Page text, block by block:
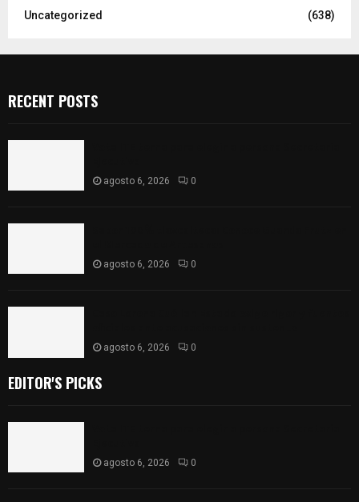
Uncategorized
(638)
RECENT POSTS
agosto 6, 2026 0
agosto 6, 2026 0
agosto 6, 2026 0
EDITOR'S PICKS
agosto 6, 2026 0